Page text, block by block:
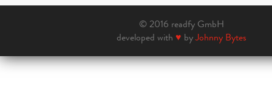
© 2016 readfy GmbH
developed with ♥ byJohnny Bytes